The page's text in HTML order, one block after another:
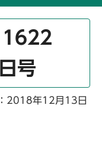
1622
号
2018年12月13日